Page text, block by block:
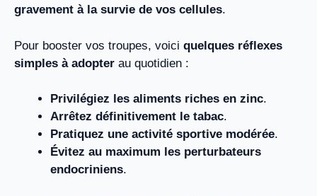
gravement à la survie de vos cellules.
Pour booster vos troupes, voici quelques réflexes
simples à adopter au quotidien :
Privilégiez les aliments riches en zinc.
Arrêtez définitivement le tabac.
Pratiquez une activité sportive modérée.
Évitez au maximum les perturbateurs
endocriniens.